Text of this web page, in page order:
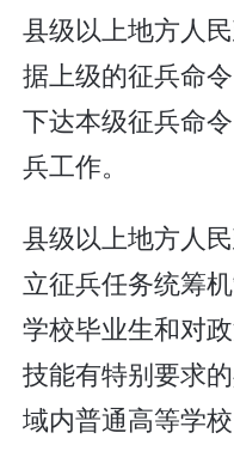
县级以上地方人
据上级的征兵命
下达本级征兵命
兵工作。
县级以上地方人
立征兵任务统筹
学校毕业生和对
技能有特别要求
域内普通高等学